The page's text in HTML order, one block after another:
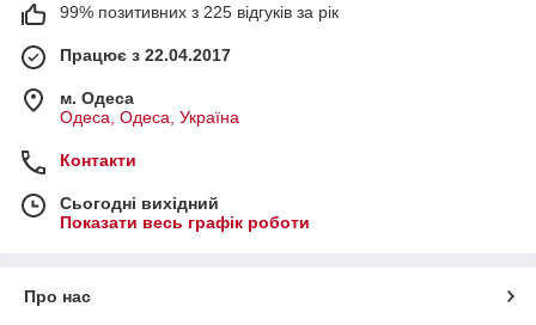
99% позитивних з 225 відгуків за рік
Працює з 22.04.2017
м. Одеса
Одеса, Одеса, Україна
Контакти
Сьогодні вихідний
Показати весь графік роботи
Про нас